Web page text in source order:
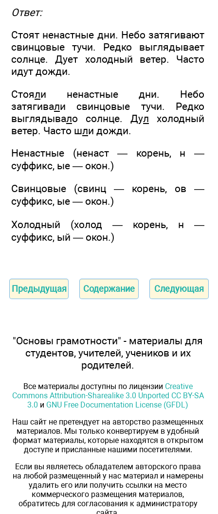
Ответ:
Стоят ненастные дни. Небо затягивают
свинцовые тучи. Редко выглядывает
солнце. Дует холодный ветер. Часто
идут дожди.
Стояли ненастные дни. Небо
затягивали свинцовые тучи. Редко
выглядывало солнце. Дул холодный
ветер. Часто шли дожди.
Ненастные (ненаст — корень, н —
суффикс, ые — окон.)
Свинцовые (свинц — корень, ов —
суффикс, ые — окон.)
Холодный (холод — корень, н —
суффикс, ый — окон.)
Предыдущая Содержание Следующая
"Основы грамотности" - материалы для
студентов, учителей, учеников и их
родителей.
Все материалы доступны по лицензии Creative
Commons Attribution-Sharealike 3.0 Unported CC BY-SA
3.0 и GNU Free Documentation License (GFDL)
Наш сайт не претендует на авторство размещенных
материалов. Мы только конвертируем в удобный
формат материалы, которые находятся в открытом
доступе и присланные нашими посетителями.
Если вы являетесь обладателем авторского права
на любой размещенный у нас материал и намерены
удалить его или получить ссылки на место
коммерческого размещения материалов,
обратитесь для согласования к администратору